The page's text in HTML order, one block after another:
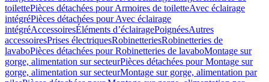
toilettePièces détachées pour Armoires de toiletteAvec éclairage
intégréPièces détachées pour Avec éclairage
intégréAccessoiresÉléments d’éclairagePoignéesAutres
accessoiresPrises électriquesRobinetteriesRobinetteries de
lavaboPièces détachées pour Robinetteries de lavaboMontage sur
gorge, alimentation sur secteurPièces détachées pour Montage sur
gorge, alimentation sur secteurMontage sur gorge, alimentation par